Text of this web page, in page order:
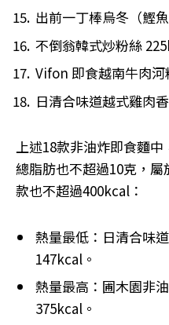
出前一丁棒烏冬（鰹
不倒翁韓式炒粉絲
Vifon 即食越南牛肉
日清合味道越式雞肉
上述18款非油炸即食麵
總脂肪也不超過10克，
款也不超過400kcal：
熱量最低：日清合味
147kcal。
熱量最高：圃木園非
375kcal。